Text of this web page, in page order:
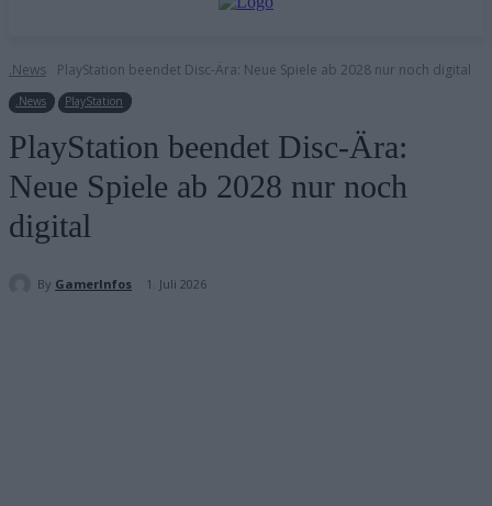
.News PlayStation beendet Disc-Ära: Neue Spiele ab 2028 nur noch digital
.News PlayStation
PlayStation beendet Disc-Ära:
Neue Spiele ab 2028 nur noch
digital
By GamerInfos 1. Juli 2026